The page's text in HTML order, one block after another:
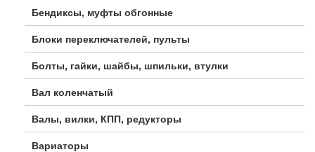
Бендиксы, муфты обгонные
Блоки переключателей, пульты
Болты, гайки, шайбы, шпильки, втулки
Вал коленчатый
Валы, вилки, КПП, редукторы
Вариаторы